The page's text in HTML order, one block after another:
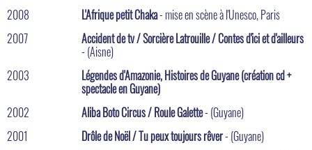
2008
L'Afrique petit Chaka- mise en scène à l'Unesco, Paris
2007
Accident de tv / Sorcière Latrouille / Contes d'ici et d'ailleurs
- (Aisne)
2003
Légendes d'Amazonie, Histoires de Guyane (création cd +
spectacle en Guyane)
2002
Aliba Boto Circus / Roule Galette- (Guyane)
2001
Drôle de Noël / Tu peux toujours rêver- (Guyane)